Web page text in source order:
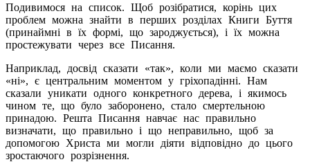
Подивимося на список. Щоб розібратися, корінь цих
проблем можна знайти в перших розділах Книги Буття
(принаймні в їх формі, що зароджується), і їх можна
простежувати через все Писання.
Наприклад, досвід сказати «так», коли ми маємо сказати
«ні», є центральним моментом у гріхопадінні. Нам
сказали уникати одного конкретного дерева, і якимось
чином те, що було заборонено, стало смертельною
принадою. Решта Писання навчає нас правильно
визначати, що правильно і що неправильно, щоб за
допомогою Христа ми могли діяти відповідно до цього
зростаючого розрізнення.